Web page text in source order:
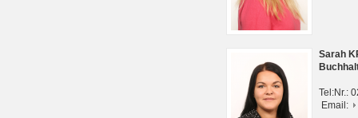
Sarah
Tel:Nr.:
Email: